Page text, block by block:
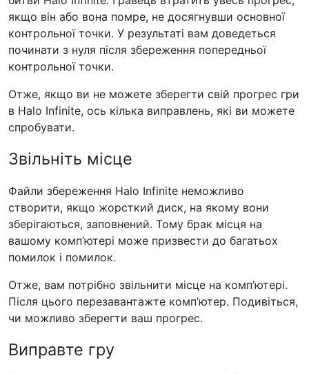
якщо він або вона помре, не досягнувши основної
контрольної точки. У результаті вам доведеться
починати з нуля після збереження попередньої
контрольної точки.
Отже, якщо ви не можете зберегти свій прогрес гри
в Halo Infinite, ось кілька виправлень, які ви можете
спробувати.
Звільніть місце
Файли збереження Halo Infinite неможливо
створити, якщо жорсткий диск, на якому вони
зберігаються, заповнений. Тому брак місця на
вашому комп’ютері може призвести до багатьох
помилок і помилок.
Отже, вам потрібно звільнити місце на комп’ютері.
Після цього перезавантажте комп’ютер. Подивіться,
чи можливо зберегти ваш прогрес.
Виправте гру